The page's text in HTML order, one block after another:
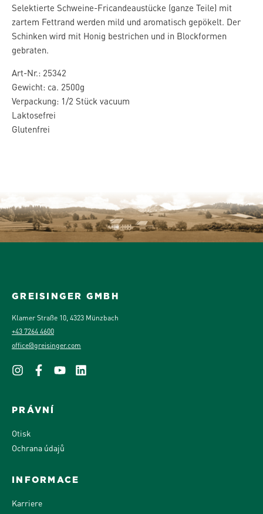
Selektierte Schweine-Fricandeaustücke (ganze Teile) mit
zartem Fettrand werden mild und aromatisch gepökelt. Der
Schinken wird mit Honig bestrichen und in Blockformen
gebraten.
Art-Nr.: 25342
Gewicht: ca. 2500g
Verpackung: 1/2 Stück vacuum
Laktosefrei
Glutenfrei
GREISINGER GMBH
Klamer Straße 10, 4323 Münzbach
+43 7264 4600
office@greisinger.com
PRÁVNÍ
Otisk
Ochrana údajů
INFORMACE
Karriere